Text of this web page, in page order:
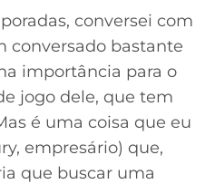
conversei com
conversado bastante
importância para o
jogo dele, que tem
é uma coisa que eu
empresário) que,
que buscar uma